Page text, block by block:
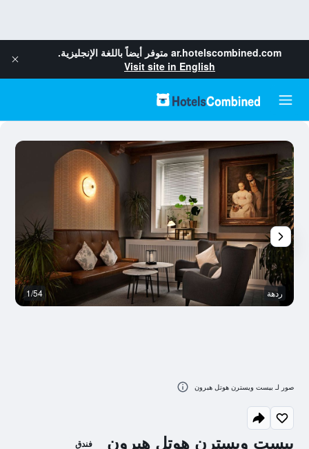
ar.hotelscombined.com متوفر أيضاً باللغة الإنجليزية.
Visit site in English
بيست ويسترن هوتل هبرون فندق
ردهة 1/54
صور لـ بيست ويسترن هوتل هبرون